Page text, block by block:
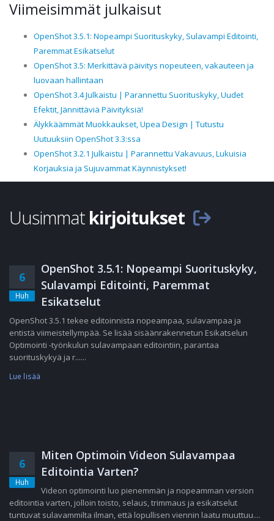
Viimeisimmät julkaisut
OpenShot 3.5.1: Nopeampi Suorituskyky, Sulavampi Editointi,
Paremmat Esikatselut
OpenShot 3.5: Merkittävä päivitys nopeuteen, vakauteen ja
luovaan hallintaan
OpenShot 3.4 Julkaistu | Parannettu Suorituskyky, Uudet
Efektit, Jännittäviä Päivityksiä!
Älykkäämmät Muokkaukset, Upea Design | Tutustu
Uutuuksiin OpenShot 3.3:ssa
OpenShot 3.2.1 Julkaistu | Parannettu Vakavuus, Lukuisia
Korjauksia ja Sujuvammat Käynnistykset!
Uusimmat kirjoitukset
6
Huh
OpenShot 3.5.1: Nopeampi Suorituskyky,
Sulavampi Editointi, Paremmat
Esikatselut
OpenShot 3.5.1 tekee editoinnista nopeampaa, sulavampaa ja
entistä viimeistellympää. Se lisää sisäänrakennetun Esikatselun
Optimointi -työnkulun sulavampaan editointiin, parantaa
suorituskykyä ja r......
Lue lisää
6
Huh
Miten Optimoin Videon Sulavampaa
Editointia Varten?
Videon optimointi luo pienemmän ja nopeamman version
editointia varten, jolloin toisto, selaus, trimmaus ja esikatselut
tuntuvat sulavammilta ilman, että lopullisen viennin laatu muuttuu....